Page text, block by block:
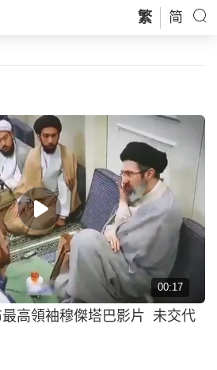
繁 简
00:17
高領袖穆傑塔巴影片 未交代